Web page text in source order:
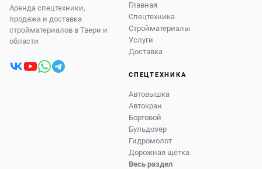
Аренда спецтехники,
продажа и доставка
стройматериалов в Твери и
области
Главная
Спецтехника
Стройматериалы
Услуги
Доставка
СПЕЦТЕХНИКА
Автовышка
Автокран
Бортовой
Бульдозер
Гидромолот
Дорожная щетка
Весь раздел